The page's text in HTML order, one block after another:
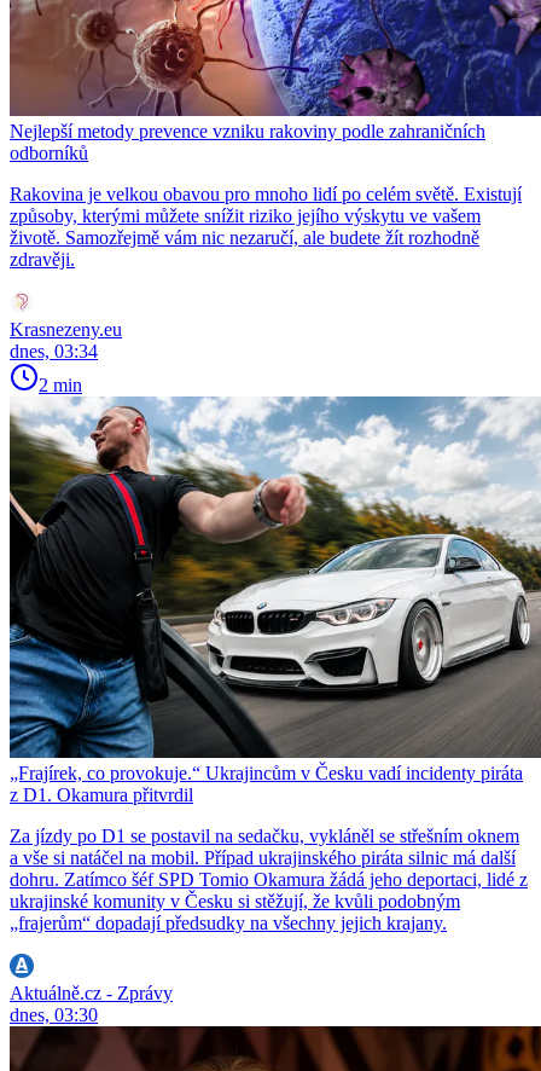
Nejlepší metody prevence vzniku rakoviny podle zahraničních
odborníků
Rakovina je velkou obavou pro mnoho lidí po celém světě. Existují
způsoby, kterými můžete snížit riziko jejího výskytu ve vašem
životě. Samozřejmě vám nic nezaručí, ale budete žít rozhodně
zdravěji.
Krasnezeny.eu
dnes, 03:34
2 min
„Frajírek, co provokuje.“ Ukrajincům v Česku vadí incidenty piráta
z D1. Okamura přitvrdil
Za jízdy po D1 se postavil na sedačku, vykláněl se střešním oknem
a vše si natáčel na mobil. Případ ukrajinského piráta silnic má další
dohru. Zatímco šéf SPD Tomio Okamura žádá jeho deportaci, lidé z
ukrajinské komunity v Česku si stěžují, že kvůli podobným
„frajerům“ dopadají předsudky na všechny jejich krajany.
Aktuálně.cz - Zprávy
dnes, 03:30